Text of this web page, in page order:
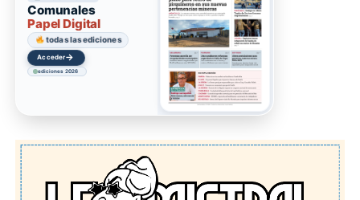
Comunales
Papel Digital
todas las ediciones
Acceder→
ediciones 2026